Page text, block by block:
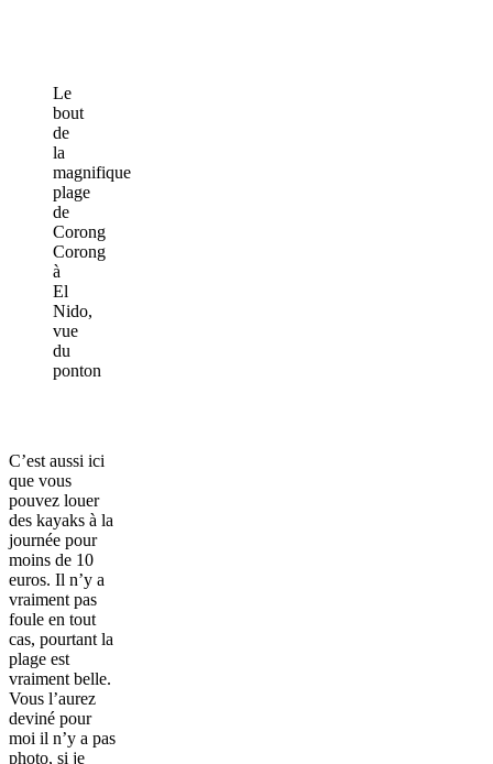
Le
bout
de
la
magnifique
plage
de
Corong
Corong
à
El
Nido,
vue
du
ponton
C’est aussi ici
que vous
pouvez louer
des kayaks à la
journée pour
moins de 10
euros. Il n’y a
vraiment pas
foule en tout
cas, pourtant la
plage est
vraiment belle.
Vous l’aurez
deviné pour
moi il n’y a pas
photo, si je